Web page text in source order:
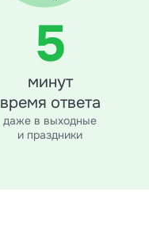
5
минут
время ответа
даже в выходные
и праздники